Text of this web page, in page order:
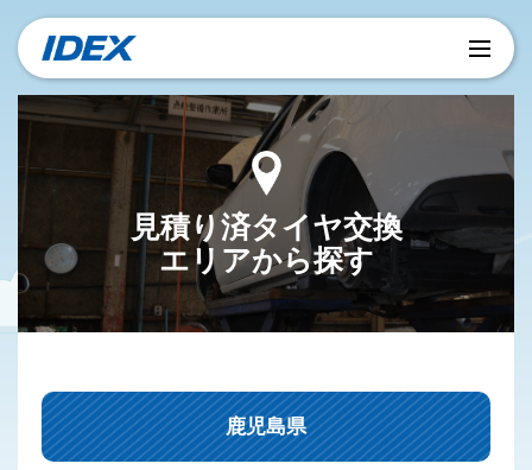
見積り済タイヤ交換
エリアから探す
鹿児島県